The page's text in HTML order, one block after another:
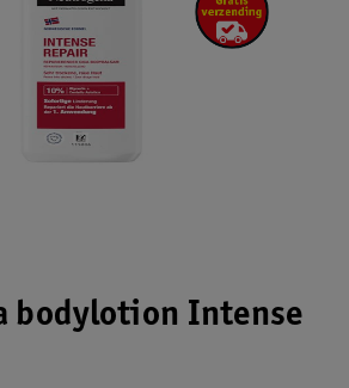
bodylotion Intense